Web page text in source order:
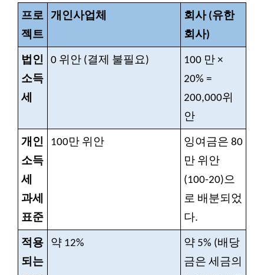
프로
젝트
개인사업체
회사 (유한
회사)
법인
소득
세
0 위안 (결제 불필요) 100 만 ×
20% =
200,000위
안
개인
소득
세
과세
표준
100만 위안
잉여금은 80
만 위안
(100-20)으
로 배분되었
다.
적용
되는
약 12%
약 5% (배당
금은 세금의